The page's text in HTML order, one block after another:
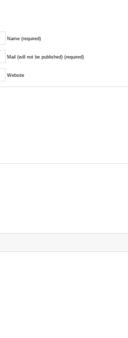
Name (required)
Mail (will not be published) (required)
Website